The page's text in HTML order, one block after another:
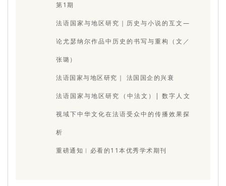
第1期
法语国家与地区研究｜历史与小说的互文—
论尤瑟纳尔作品中历史的书写与重构（文／
张璐）
法语国家与地区研究｜ 法国国企的兴衰
法语国家与地区研究（中法文）| 数字人文
视域下中华文化在法语受众中的传播效果探
析
重磅通知︱必看的11本优秀学术期刊